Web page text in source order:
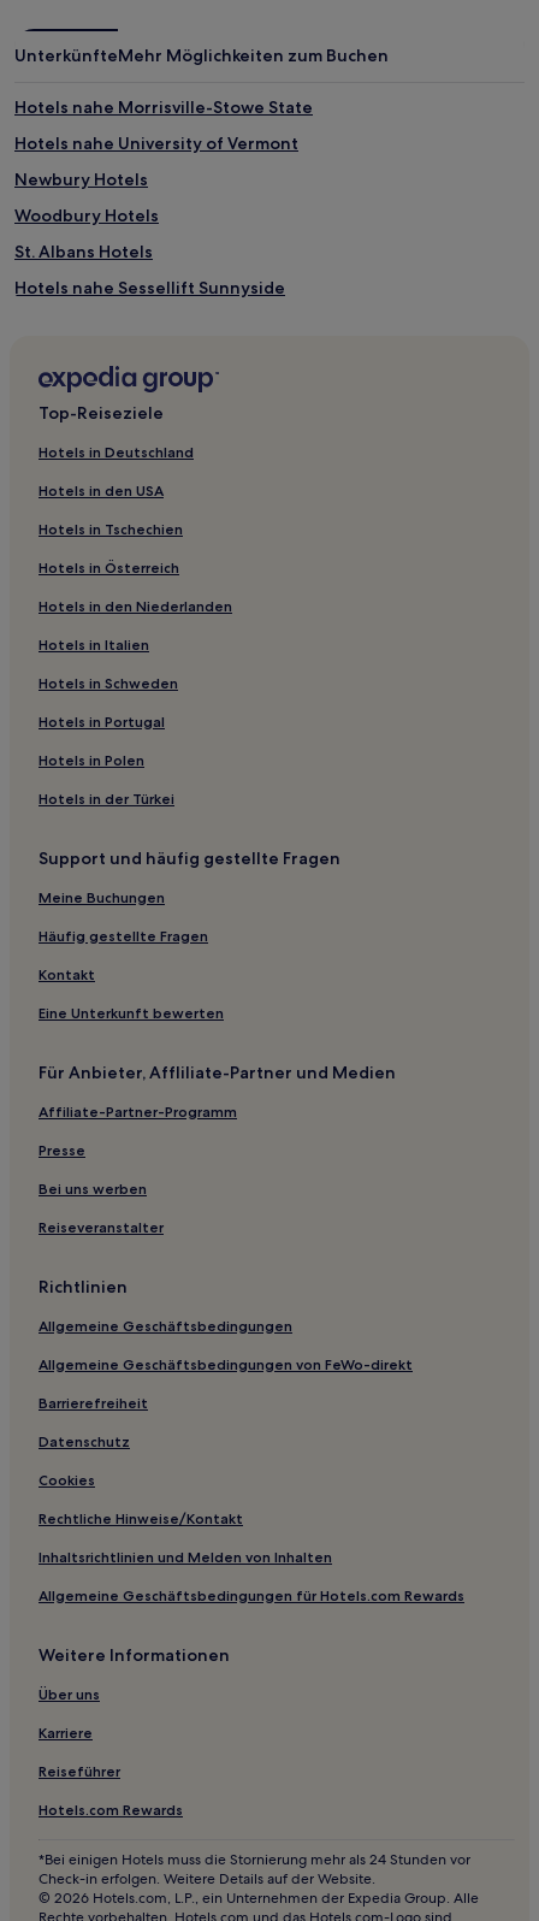
UnterkünfteMehr Möglichkeiten zum Buchen
Hotels nahe Morrisville-Stowe State
Hotels nahe University of Vermont
Newbury Hotels
Woodbury Hotels
St. Albans Hotels
Hotels nahe Sessellift Sunnyside
Hotels nahe Manchester Designer Outlets
Hotels nahe Von Trapp Brewing
Stowe Hollow: Hotels
Hotels nahe Brauerei The Alchemist
East Haven Hotels
Hotels nahe Robert Paul Galleries
Cambridge Hotels
Hartford Hotels
Ira Hotels
Panton Hotels
Wells Hotels
Lunenburg Hotels
Reading Hotels
Bakersfield Hotels
Hotels nahe Okemo Mountain Resort
Albany Hotels
Hotels nahe Ethan Allen Shopping Center
North Hero Hotels
Andover Hotels
Orange County: Hotels
Killington Hotels
Stowe Hotels
Charleston Hotels
Corinth Hotels
Vermont: Hotels
South Hero Hotels
Newark Hotels
Williston North: Hotels
Victory Hotels
Hotels nahe The Strong House Spa
Starksboro Hotels
Hotels nahe Green Mountain Rock Climbing Center
Lewis Hotels
Okemo Dorf: Hotels
Hotels nahe T.W. Wood Art Gallery
Worcester Hotels
Charlotte Hotels
Top-Reiseziele
Hotels in Deutschland
Hotels in den USA
Hotels in Tschechien
Hotels in Österreich
Hotels in den Niederlanden
Hotels in Italien
Hotels in Schweden
Hotels in Portugal
Hotels in Polen
Hotels in der Türkei
Support und häufig gestellte Fragen
Meine Buchungen
Häufig gestellte Fragen
Kontakt
Eine Unterkunft bewerten
Für Anbieter, Affliliate-Partner und Medien
Affiliate-Partner-Programm
Presse
Bei uns werben
Reiseveranstalter
Richtlinien
Allgemeine Geschäftsbedingungen
Allgemeine Geschäftsbedingungen von FeWo-direkt
Barrierefreiheit
Datenschutz
Cookies
Rechtliche Hinweise/Kontakt
Inhaltsrichtlinien und Melden von Inhalten
Allgemeine Geschäftsbedingungen für Hotels.com Rewards
Weitere Informationen
Über uns
Karriere
Reiseführer
Hotels.com Rewards
*Bei einigen Hotels muss die Stornierung mehr als 24 Stunden vor
Check-in erfolgen. Weitere Details auf der Website.
© 2026 Hotels.com, L.P., ein Unternehmen der Expedia Group. Alle
Rechte vorbehalten. Hotels.com und das Hotels.com-Logo sind